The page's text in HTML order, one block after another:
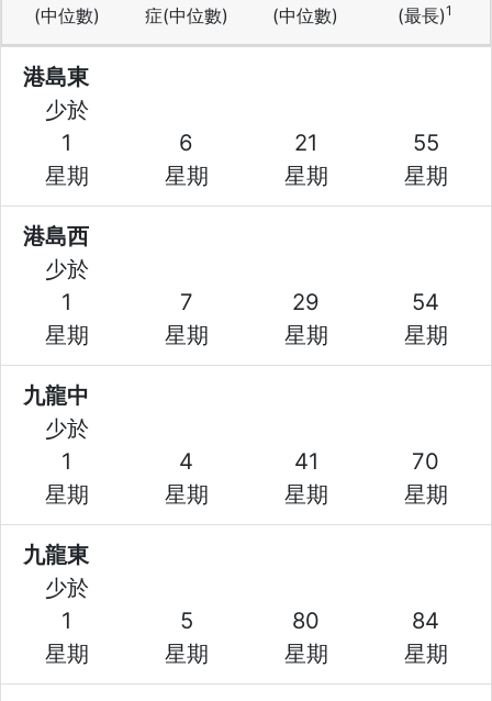
(中位數)
症(中位數)
(中位數)
(最長)1
港島東
少於
1
6 21
55
星期
星期 星期 星期
港島西
少於
1
7 29
54
星期
星期 星期 星期
九龍中
少於
1
4 41
70
星期
星期 星期 星期
九龍東
少於
1
5 80
84
星期
星期 星期 星期